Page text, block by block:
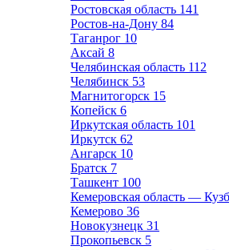
Ростовская область 141
Ростов-на-Дону 84
Таганрог 10
Аксай 8
Челябинская область 112
Челябинск 53
Магнитогорск 15
Копейск 6
Иркутская область 101
Иркутск 62
Ангарск 10
Братск 7
Ташкент 100
Кемеровская область —
Кемерово 36
Новокузнецк 31
Прокопьевск 5